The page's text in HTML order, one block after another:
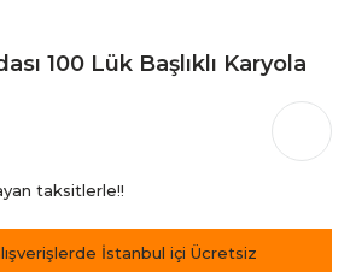
100 Lük Başlıklı Karyola
taksitlerle!!
İstanbul içi Ücretsiz